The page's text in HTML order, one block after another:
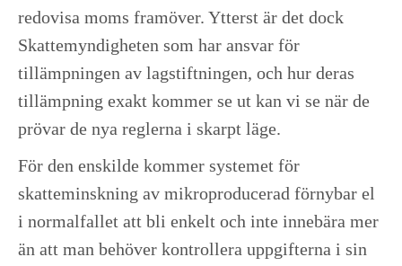
redovisa moms framöver. Ytterst är det dock
Skattemyndigheten som har ansvar för
tillämpningen av lagstiftningen, och hur deras
tillämpning exakt kommer se ut kan vi se när de
prövar de nya reglerna i skarpt läge.
För den enskilde kommer systemet för
skatteminskning av mikroproducerad förnybar el
i normalfallet att bli enkelt och inte innebära mer
än att man behöver kontrollera uppgifterna i sin